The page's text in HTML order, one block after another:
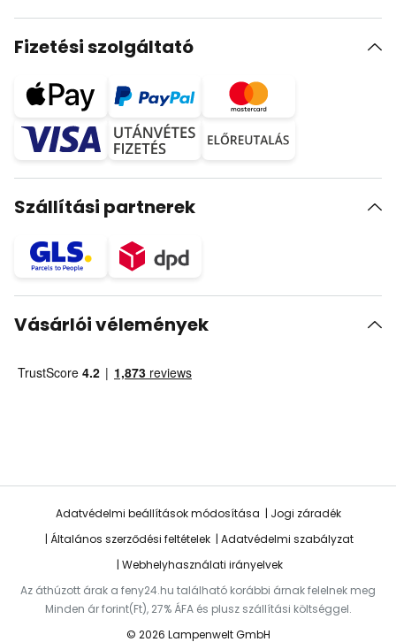
Fizetési szolgáltató
Szállítási partnerek
Vásárlói vélemények
Adatvédelmi beállítások módosítása
Jogi záradék
Általános szerződési feltételek
Adatvédelmi szabályzat
Webhelyhasználati irányelvek
Az áthúzott árak a feny24.hu található korábbi árnak felelnek meg
Minden ár forint(Ft), 27% ÁFA és plusz szállítási költséggel.
© 2026 Lampenwelt GmbH